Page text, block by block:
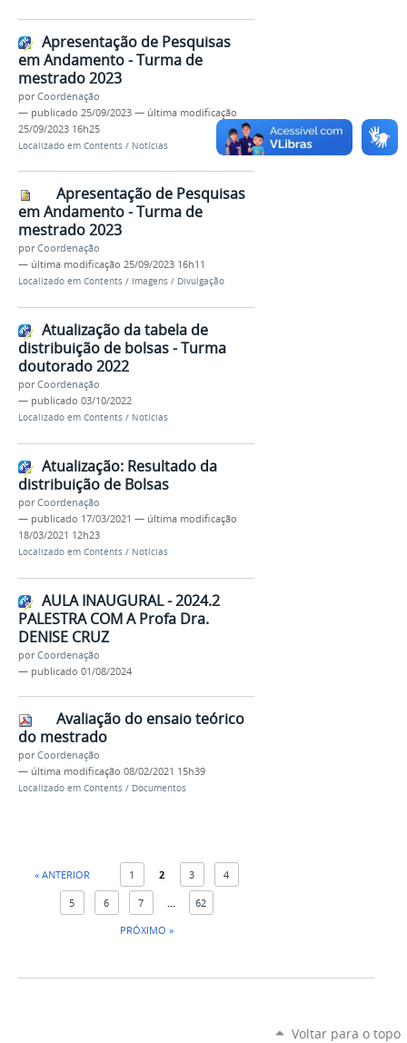
Apresentação de Pesquisas
em Andamento - Turma de
mestrado 2023
porCoordenação
— publicado 25/09/2023 — última modificação
25/09/2023 16h25
Localizado em Contents / Notícias
Apresentação de Pesquisas
em Andamento - Turma de
mestrado 2023
porCoordenação
— última modificação 25/09/2023 16h11
Localizado em Contents / Imagens / Divulgação
Atualização da tabela de
distribuição de bolsas - Turma
doutorado 2022
porCoordenação
— publicado 03/10/2022
Localizado em Contents / Notícias
Atualização: Resultado da
distribuição de Bolsas
porCoordenação
— publicado 17/03/2021 — última modificação
18/03/2021 12h23
Localizado em Contents / Notícias
AULA INAUGURAL - 2024.2
PALESTRA COM A Profa Dra.
DENISE CRUZ
porCoordenação
— publicado 01/08/2024
Avaliação do ensaio teórico
do mestrado
porCoordenação
— última modificação 08/02/2021 15h39
Localizado em Contents / Documentos
« ANTERIOR 1 2 3 4
5 6 7 ...
62
PRÓXIMO »
Voltar para o topo